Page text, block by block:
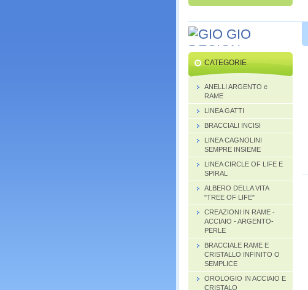
CATEGORIE
ANELLI ARGENTO e
RAME
LINEA GATTI
BRACCIALI INCISI
LINEA CAGNOLINI
SEMPRE INSIEME
LINEA CIRCLE OF LIFE E
SPIRAL
ALBERO DELLA VITA
"TREE OF LIFE"
CREAZIONI IN RAME -
ACCIAIO - ARGENTO-
PERLE
BRACCIALE RAME E
CRISTALLO INFINITO O
SEMPLICE
OROLOGIO IN ACCIAIO E
CRISTALO